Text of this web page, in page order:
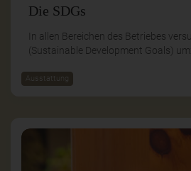
Die SDGs
In allen Bereichen des Betriebes
(Sustainable Development Goals)
Ausstattung